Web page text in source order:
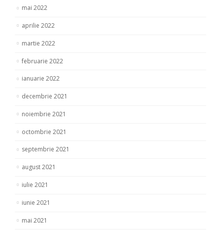
mai 2022
aprilie 2022
martie 2022
februarie 2022
ianuarie 2022
decembrie 2021
noiembrie 2021
octombrie 2021
septembrie 2021
august 2021
iulie 2021
iunie 2021
mai 2021